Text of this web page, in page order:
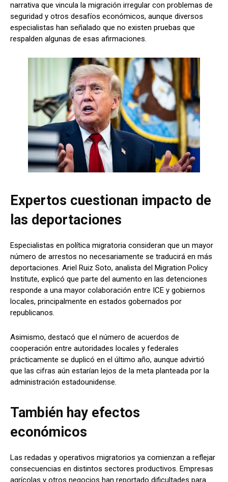
narrativa que vincula la migración irregular con problemas de
seguridad y otros desafíos económicos, aunque diversos
especialistas han señalado que no existen pruebas que
respalden algunas de esas afirmaciones.
Expertos cuestionan impacto de
las deportaciones
Especialistas en política migratoria consideran que un mayor
número de arrestos no necesariamente se traducirá en más
deportaciones. Ariel Ruiz Soto, analista del Migration Policy
Institute, explicó que parte del aumento en las detenciones
responde a una mayor colaboración entre ICE y gobiernos
locales, principalmente en estados gobernados por
republicanos.
Asimismo, destacó que el número de acuerdos de
cooperación entre autoridades locales y federales
prácticamente se duplicó en el último año, aunque advirtió
que las cifras aún estarían lejos de la meta planteada por la
administración estadounidense.
También hay efectos
económicos
Las redadas y operativos migratorios ya comienzan a reflejar
consecuencias en distintos sectores productivos. Empresas
agrícolas y otros negocios han reportado dificultades para